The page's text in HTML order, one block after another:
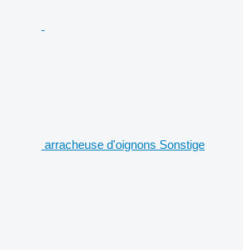
arracheuse d'oignons Sonstige